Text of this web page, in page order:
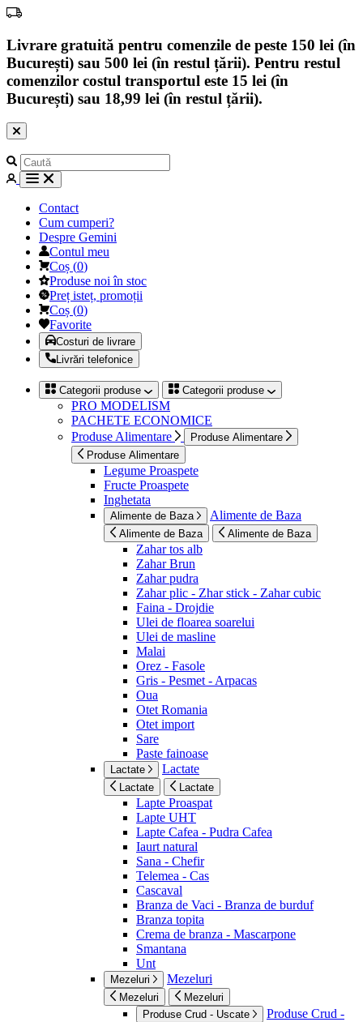
Livrare gratuită pentru comenzile de peste 150 lei (în
București) sau 500 lei (în restul țării). Pentru restul
comenzilor costul transportul este 15 lei (în
București) sau 18,99 lei (în restul țării).
Contact
Cum cumperi?
Despre Gemini
Contul meu
Coș (0)
Produse noi în stoc
Preț isteț, promoții
Coș (0)
Favorite
Costuri de livrare
Livrări telefonice
Categorii produse Categorii produse
PRO MODELISM
PACHETE ECONOMICE
Produse Alimentare
Produse Alimentare
Produse Alimentare
Legume Proaspete
Fructe Proaspete
Inghetata
Alimente de Baza Alimente de Baza
Alimente de Baza Alimente de Baza
Zahar tos alb
Zahar Brun
Zahar pudra
Zahar plic - Zhar stick - Zahar cubic
Faina - Drojdie
Ulei de floarea soarelui
Ulei de masline
Malai
Orez - Fasole
Gris - Pesmet - Arpacas
Oua
Otet Romania
Otet import
Sare
Paste fainoase
Lactate Lactate
Lactate Lactate
Lapte Proaspat
Lapte UHT
Lapte Cafea - Pudra Cafea
Iaurt natural
Sana - Chefir
Telemea - Cas
Cascaval
Branza de Vaci - Branza de burduf
Branza topita
Crema de branza - Mascarpone
Smantana
Unt
Mezeluri Mezeluri
Mezeluri
Mezeluri
Produse Crud - Uscate
Produse Crud -